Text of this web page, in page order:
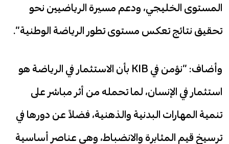
المستوى الخليجي، ودعم مسيرة الرياضيين نحو
تحقيق نتائج تعكس مستوى تطور الرياضة الوطنية”.
وأضاف: “نؤمن في KIB بأن الاستثمار في الرياضة هو
استثمار في الإنسان، لما تحمله من أثر مباشر على
تنمية المهارات البدنية والذهنية، فضلاً عن دورها في
ترسيخ قيم المثابرة والانضباط، وهي عناصر أساسية